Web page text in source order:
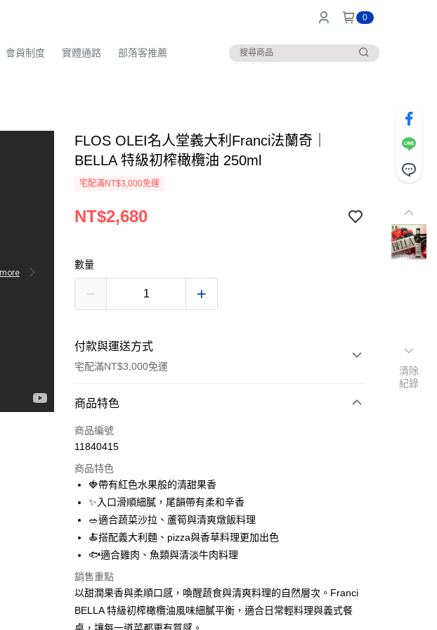
0
會員制度 實體通路 部落客推薦
FLOS OLEI名人堂義大利Franci法蘭奇｜
BELLA 特級初榨橄欖油 250ml
宅配滿NT$3,000免運
NT$2,680
數量
付款與運送方式
宅配滿NT$3,000免運
付款方式
信用卡一次付款
3 期 0 利率 每期NT$893
合作金庫商業銀行
第一商業銀行
華南商業銀行
彰化商業銀行
國泰世華商業銀行
兆豐國際商業銀行
臺灣中小企業銀行
台中商業銀行
匯豐（台灣）商業銀行
聯邦商業銀行
遠東國際商業銀行
玉山商業銀行
星展（台灣）商業銀行
6 期 0 利率 每期NT$446
合作金庫商業銀行
第一商業銀行
華南商業銀行
彰化商業銀行
上海商業儲蓄銀行
台北富邦商業銀行
臺灣中小企業銀行
匯豐（台灣）商業銀行
華泰商業銀行
聯邦商業銀行
遠東國際商業銀行
元大商業銀行
LINE Pay
Apple Pay
街口支付
商品特色
商品編號
11840415
商品特色
🍓帶有紅色水果般的清甜果香
✨入口滑順細膩，尾韻帶有柔和辛香
🥗適合蔬菜沙拉、蘆筍與清爽燉飯料理
🍝搭配義大利麵、pizza與香草料理更加出色
🐟適合雞肉、魚類與清淡牛肉料理
銷售重點
以甜潤果香與柔順口感，喚醒蔬食與清爽料理的自然層次。Franci
BELLA 特級初榨橄欖油風味細膩平衡，適合日常輕料理與義式餐
清除
紀錄